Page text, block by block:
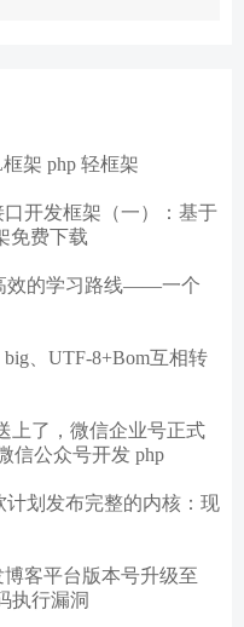
架 php 轻框架
开发框架（一）：基于
免费下载
效的学习路线——一个
、UTF-8+Bom互相转
上了，微信企业号正式
信公众号开发 php
划发布完整的内核：现
客平台版本号升级至
执行漏洞